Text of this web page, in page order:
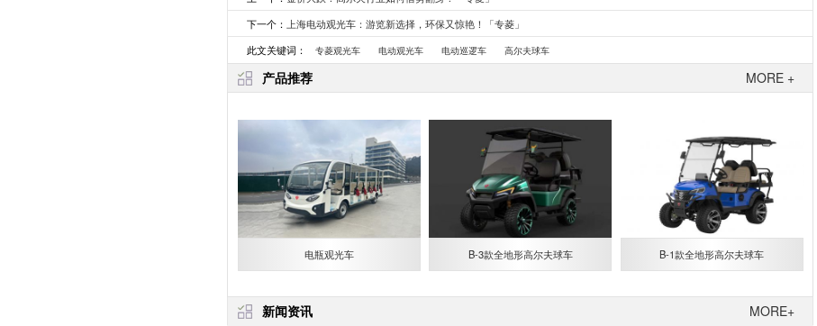
下一个：
上海电动观光车：游览新选择，环保又惊艳！「专菱」
此文关键词：
专菱观光车 电动观光车 电动巡逻车 高尔夫球车
产品推荐 MORE +
电瓶观光车 B-3款全地形高尔夫球车 B-1款全地形高尔夫球车
新闻资讯 MORE+